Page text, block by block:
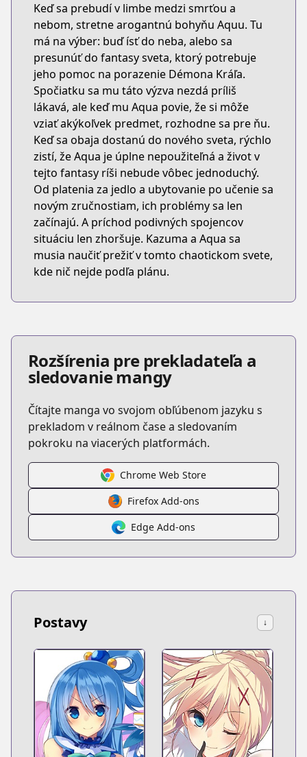
Keď sa prebudí v limbe medzi smrťou a
nebom, stretne arogantnú bohyňu Aquu. Tu
má na výber: buď ísť do neba, alebo sa
presunúť do fantasy sveta, ktorý potrebuje
jeho pomoc na porazenie Démona Kráľa.
Spočiatku sa mu táto výzva nezdá príliš
lákavá, ale keď mu Aqua povie, že si môže
vziať akýkoľvek predmet, rozhodne sa pre ňu.
Keď sa obaja dostanú do nového sveta, rýchlo
zistí, že Aqua je úplne nepoužiteľná a život v
tejto fantasy ríši nebude vôbec jednoduchý.
Od platenia za jedlo a ubytovanie po učenie sa
novým zručnostiam, ich problémy sa len
začínajú. A príchod podivných spojencov
situáciu len zhoršuje. Kazuma a Aqua sa
musia naučiť prežiť v tomto chaotickom svete,
kde nič nejde podľa plánu.
Rozšírenia pre prekladateľa a
sledovanie mangy
Čítajte manga vo svojom obľúbenom jazyku s
prekladom v reálnom čase a sledovaním
pokroku na viacerých platformách.
Chrome Web Store
Firefox Add-ons
Edge Add-ons
Postavy ↓